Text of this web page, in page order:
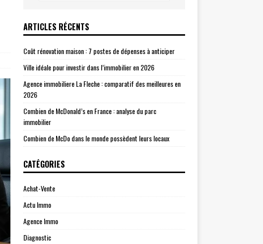
ARTICLES RÉCENTS
Coût rénovation maison : 7 postes de dépenses à anticiper
Ville idéale pour investir dans l’immobilier en 2026
Agence immobiliere La Fleche : comparatif des meilleures en
2026
Combien de McDonald’s en France : analyse du parc
immobilier
Combien de McDo dans le monde possèdent leurs locaux
CATÉGORIES
Achat-Vente
Actu Immo
Agence Immo
Diagnostic